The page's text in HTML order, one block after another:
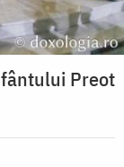
Preot